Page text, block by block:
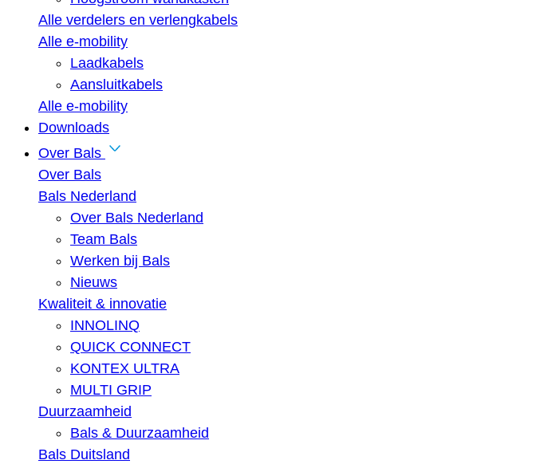
Alle verdelers en verlengkabels
Alle e-mobility
Laadkabels
Aansluitkabels
Alle e-mobility
Downloads
Over Bals
Over Bals
Bals Nederland
Over Bals Nederland
Team Bals
Werken bij Bals
Nieuws
Kwaliteit & innovatie
INNOLINQ
QUICK CONNECT
KONTEX ULTRA
MULTI GRIP
Duurzaamheid
Bals & Duurzaamheid
Bals Duitsland